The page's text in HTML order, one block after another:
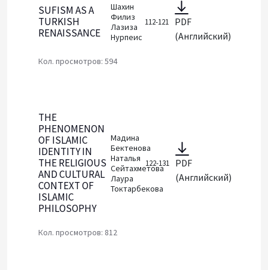
SUFISM AS A
TURKISH
RENAISSANCE
Шахин
Филиз
Лазиза
Нурпеис
112-121
PDF
(Английский)
Кол. просмотров: 594
THE
PHENOMENON
OF ISLAMIC
IDENTITY IN
THE RELIGIOUS
AND CULTURAL
CONTEXT OF
ISLAMIC
PHILOSOPHY
Мадина
Бектенова
Наталья
Сейтахметова
Лаура
Токтарбекова
122-131
PDF
(Английский)
Кол. просмотров: 812